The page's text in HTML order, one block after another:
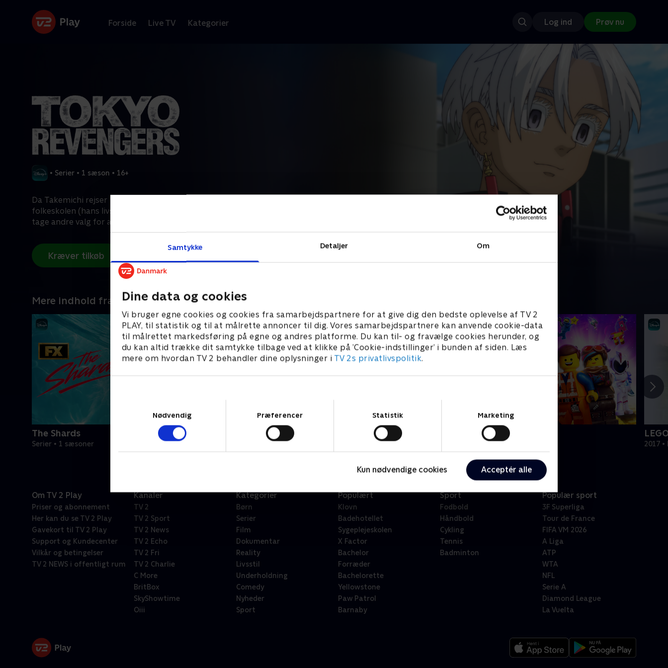
Samtykke Detaljer Om
Dine data og cookies
Vi bruger egne cookies og cookies fra samarbejdspartnere for at give dig den bedste oplevelse af TV 2
PLAY, til statistik og til at målrette annoncer til dig. Vores samarbejdspartnere kan anvende cookie-data
til målrettet markedsføring på egne og andres platforme. Du kan til- og fravælge cookies herunder, og
du kan altid trække dit samtykke tilbage ved at klikke på ’Cookie-indstillinger’ i bunden af siden. Læs
mere om hvordan TV 2 behandler dine oplysninger i TV 2s privatlivspolitik.
Nødvendig
Præferencer Statistik Marketing
Kun nødvendige cookies Acceptér alle
Forside Live TV Kategorier Log ind Prøv nu
• Serier • 1 sæson • 16+
Da Takemichi rejser 12 år tilbage i tiden, til da han gik i
folkeskolen (hans livs bedste år), skriver han historien om ved at
tage andre valg for at redde sin elskede i fremtiden.
Kræver tilkøb
Mere indhold fra Disney+
The Shards
Serier • 1 sæsoner
Star Wars: Visions Presents - The Ninth Jedi
Serier • 1 sæsoner
LEGO filmen 2
2019 • Film • 1 t. 47 min 2017
Om TV 2 Play
Priser og abonnement
Her kan du se TV 2 Play
Gavekort til TV 2 Play
Support og Kundecenter
Vilkår og betingelser
TV 2 NEWS i offentligt rum
Kanaler
TV 2
TV 2 Sport
TV 2 News
TV 2 Echo
TV 2 Fri
TV 2 Charlie
C More
BritBox
SkyShowtime
Oiii
Kategorier
Børn
Serier
Film
Dokumentar
Reality
Livsstil
Underholdning
Comedy
Nyheder
Sport
Populært
Klovn
Badehotellet
Sygeplejeskolen
X Factor
Bachelor
Forræder
Bachelorette
Yellowstone
Paw Patrol
Barnaby
Sport
Fodbold
Håndbold
Cykling
Tennis
Badminton
Populær sport
3F Superliga
Tour de France
FIFA VM 2026
A Liga
ATP
WTA
NFL
Serie A
Diamond League
La Vuelta